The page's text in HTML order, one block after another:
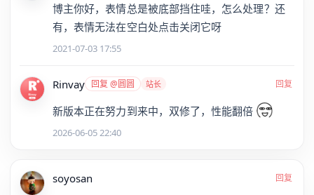
博主你好，表情总是被底部挡住哇，怎么处理？还
有，表情无法在空白处点击关闭它呀
2021-07-03 17:55
Rinvay 回复 @圆圆 站长 回复
新版本正在努力到来中，双修了，性能翻倍
2026-06-05 22:40
soyosan 回复